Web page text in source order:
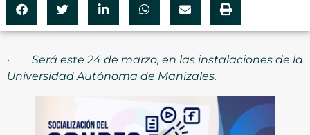
· Será este 24 de marzo, en las instalaciones de la
Universidad Autónoma de Manizales.